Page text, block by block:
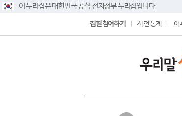
이 누리집은 대한민국 공식 전자정부 누리집입니다.
집필 참여하기 사전 통계 어